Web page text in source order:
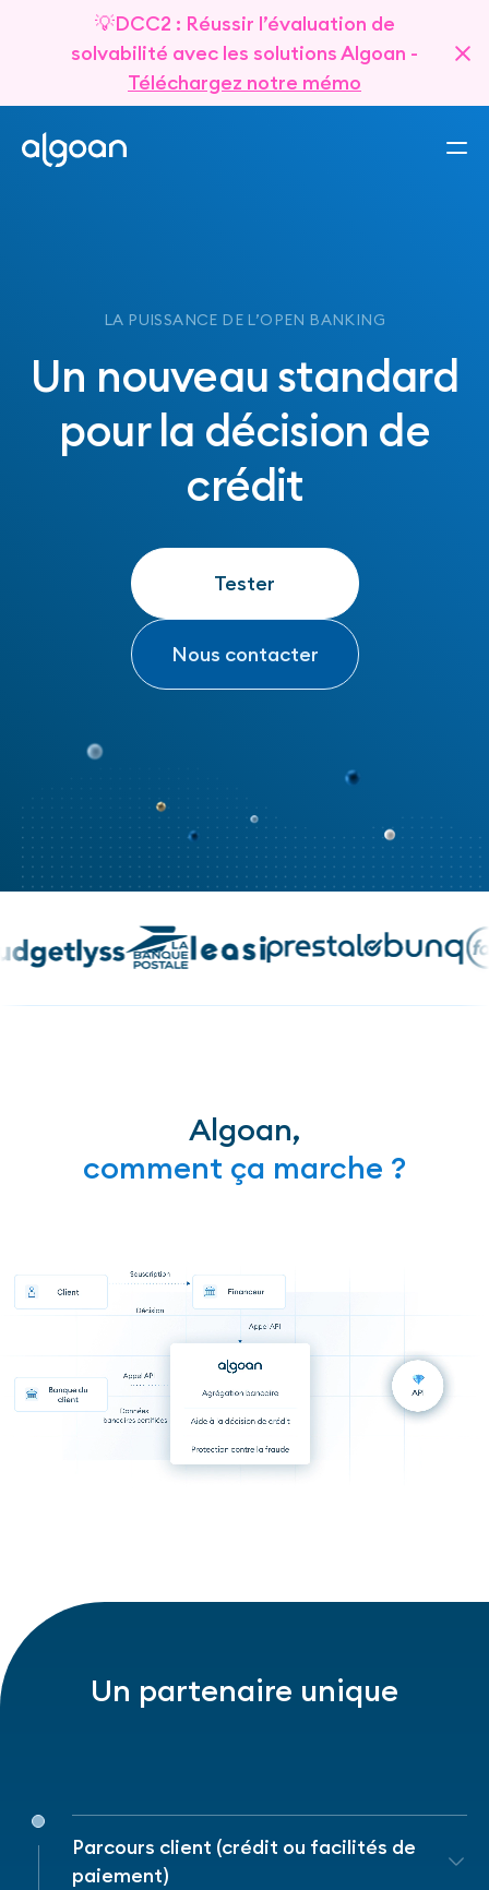
💡DCC2 : Réussir l’évaluation de
solvabilité avec les solutions Algoan -
Téléchargez notre mémo
LA PUISSANCE DE L’OPEN BANKING
Un nouveau standard
pour la décision de
crédit
Tester
Tester
Nous contacter
Algoan,
comment ça marche ?
Un partenaire unique
Parcours client (crédit ou facilités de
paiement)